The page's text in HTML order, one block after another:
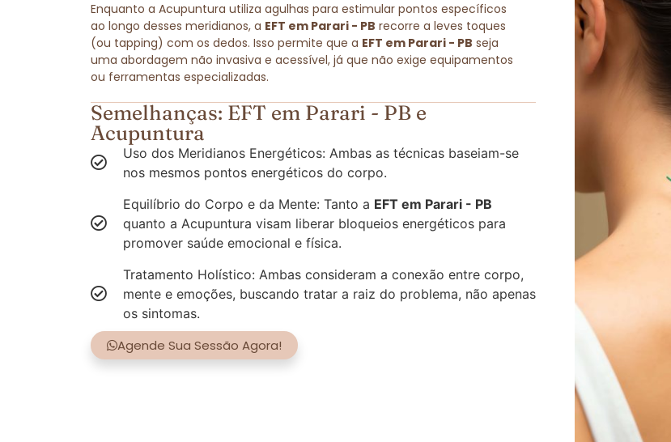
Enquanto a Acupuntura utiliza agulhas para estimular pontos específicos
ao longo desses meridianos, a EFT em Parari - PB recorre a leves toques
(ou tapping) com os dedos. Isso permite que a EFT em Parari - PB seja
uma abordagem não invasiva e acessível, já que não exige equipamentos
ou ferramentas especializadas.
Semelhanças: EFT em Parari - PB e
Acupuntura
Uso dos Meridianos Energéticos: Ambas as técnicas baseiam-se
nos mesmos pontos energéticos do corpo.
Equilíbrio do Corpo e da Mente: Tanto a EFT em Parari - PB
quanto a Acupuntura visam liberar bloqueios energéticos para
promover saúde emocional e física.
Tratamento Holístico: Ambas consideram a conexão entre corpo,
mente e emoções, buscando tratar a raiz do problema, não apenas
os sintomas.
Agende Sua Sessão Agora!